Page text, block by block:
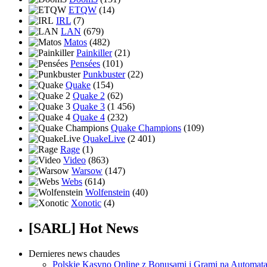
ETQW (14)
IRL (7)
LAN (679)
Matos (482)
Painkiller(21)
Pensées (101)
Punkbuster(22)
Quake (154)
Quake 2 (62)
Quake 3 (1 456)
Quake 4 (232)
Quake Champions (109)
QuakeLive (2 401)
Rage (1)
Video (863)
Warsow (147)
Webs (614)
Wolfenstein (40)
Xonotic (4)
[SARL] Hot News
Dernieres news chaudes
Polskie Kasyno Online z Bonusami i Grami na